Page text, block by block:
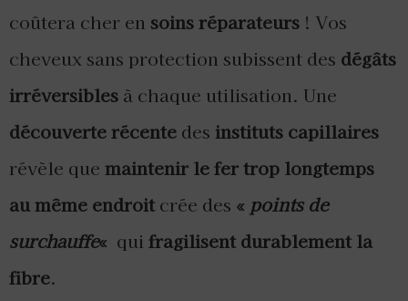
coûtera cher en soins réparateurs ! Vos
cheveux sans protection subissent des dégâts
irréversibles à chaque utilisation. Une
découverte récente des instituts capillaires
révèle que maintenir le fer trop longtemps
au même endroit crée des « points de
surchauffe« qui fragilisent durablement la
fibre.